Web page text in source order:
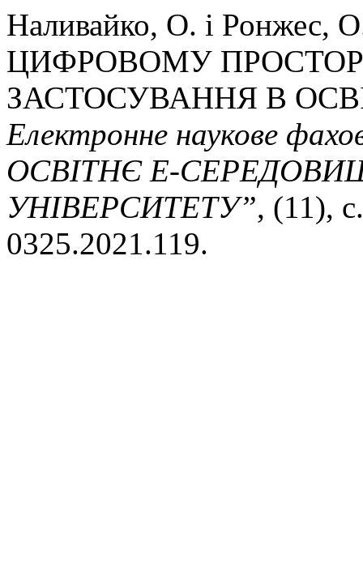
Наливайко, О. і
ЦИФРОВОМУ
ЗАСТОСУВАННЯ В
Електронне наукове
ОСВІТНЄ Е-
УНІВЕРСИТЕТУ”, (11),
0325.2021.119.